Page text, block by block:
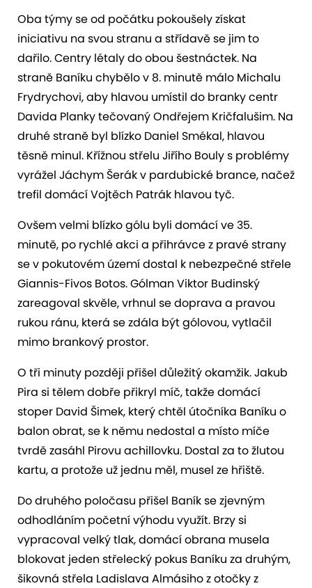
Oba týmy se od počátku pokoušely získat
iniciativu na svou stranu a střídavě se jim to
dařilo. Centry létaly do obou šestnáctek. Na
straně Baníku chybělo v 8. minutě málo Michalu
Frydrychovi, aby hlavou umístil do branky centr
Davida Planky tečovaný Ondřejem Kričfalušim. Na
druhé straně byl blízko Daniel Smékal, hlavou
těsně minul. Křížnou střelu Jiřího Bouly s problémy
vyrážel Jáchym Šerák v pardubické brance, načež
trefil domácí Vojtěch Patrák hlavou tyč.
Ovšem velmi blízko gólu byli domácí ve 35.
minutě, po rychlé akci a přihrávce z pravé strany
se v pokutovém území dostal k nebezpečné střele
Giannis-Fivos Botos. Gólman Viktor Budinský
zareagoval skvěle, vrhnul se doprava a pravou
rukou ránu, která se zdála být gólovou, vytlačil
mimo brankový prostor.
O tři minuty později přišel důležitý okamžik. Jakub
Pira si tělem dobře přikryl míč, takže domácí
stoper David Šimek, který chtěl útočníka Baníku o
balon obrat, se k němu nedostal a místo míče
tvrdě zasáhl Pirovu achillovku. Dostal za to žlutou
kartu, a protože už jednu měl, musel ze hřiště.
Do druhého poločasu přišel Baník se zjevným
odhodláním početní výhodu využít. Brzy si
vypracoval velký tlak, domácí obrana musela
blokovat jeden střelecký pokus Baníku za druhým,
šikovná střela Ladislava Almásiho z otočky z